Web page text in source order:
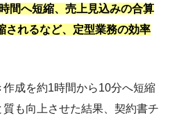
間へ短縮、売上見込みの合算
されるなど、定型業務の効率
成を約1時間から10分へ短縮
も向上させた結果、契約書チ